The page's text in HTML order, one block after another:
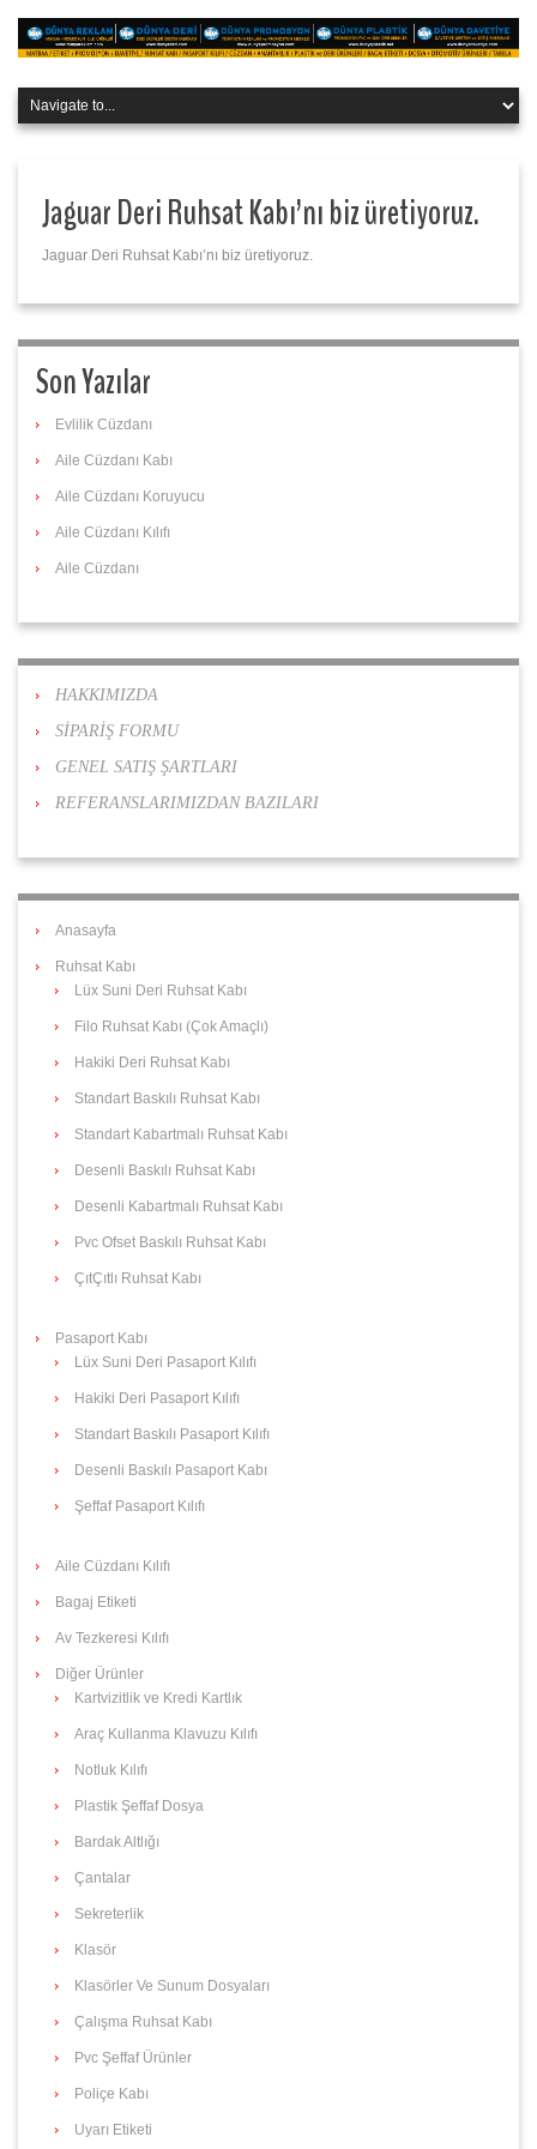
Jaguar Deri Ruhsat Kabı’nı biz üretiyoruz.
Jaguar Deri Ruhsat Kabı’nı biz üretiyoruz.
Son Yazılar
Evlilik Cüzdanı
Aile Cüzdanı Kabı
Aile Cüzdanı Koruyucu
Aile Cüzdanı Kılıfı
Aile Cüzdanı
HAKKIMIZDA
SİPARİŞ FORMU
GENEL SATIŞ ŞARTLARI
REFERANSLARIMIZDAN BAZILARI
Anasayfa
Ruhsat Kabı
Lüx Suni Deri Ruhsat Kabı
Filo Ruhsat Kabı (Çok Amaçlı)
Hakiki Deri Ruhsat Kabı
Standart Baskılı Ruhsat Kabı
Standart Kabartmalı Ruhsat Kabı
Desenli Baskılı Ruhsat Kabı
Desenli Kabartmalı Ruhsat Kabı
Pvc Ofset Baskılı Ruhsat Kabı
ÇıtÇıtlı Ruhsat Kabı
Pasaport Kabı
Lüx Suni Deri Pasaport Kılıfı
Hakiki Deri Pasaport Kılıfı
Standart Baskılı Pasaport Kılıfı
Desenli Baskılı Pasaport Kabı
Şeffaf Pasaport Kılıfı
Aile Cüzdanı Kılıfı
Bagaj Etiketi
Av Tezkeresi Kılıfı
Diğer Ürünler
Kartvizitlik ve Kredi Kartlık
Araç Kullanma Klavuzu Kılıfı
Notluk Kılıfı
Plastik Şeffaf Dosya
Bardak Altlığı
Çantalar
Sekreterlik
Klasör
Klasörler Ve Sunum Dosyaları
Çalışma Ruhsat Kabı
Pvc Şeffaf Ürünler
Poliçe Kabı
Uyarı Etiketi